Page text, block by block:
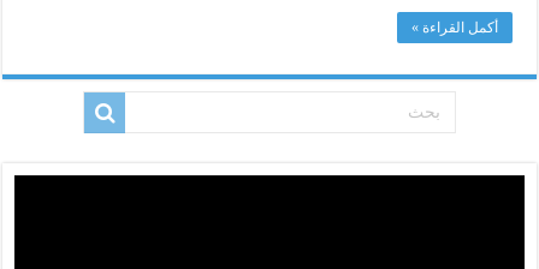
أكمل القراءة »